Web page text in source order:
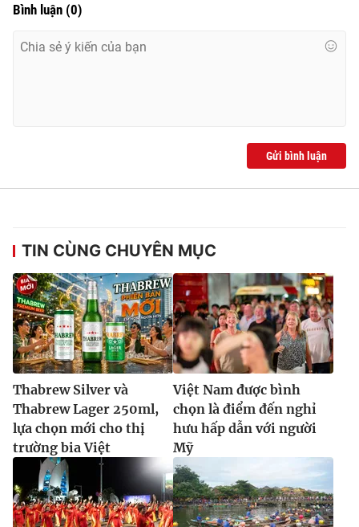
Bình luận (0)
Gửi bình luận
TIN CÙNG CHUYÊN MỤC
Thabrew Silver và
Thabrew Lager 250ml,
lựa chọn mới cho thị
trường bia Việt
Việt Nam được bình
chọn là điểm đến nghỉ
hưu hấp dẫn với người
Mỹ